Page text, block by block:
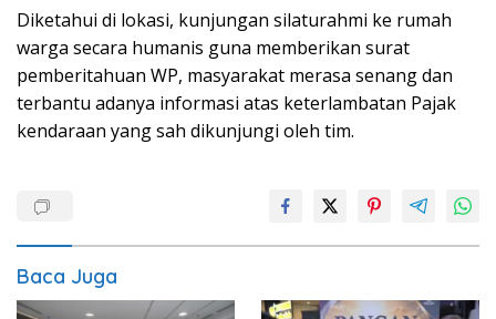
Diketahui di lokasi, kunjungan silaturahmi ke rumah
warga secara humanis guna memberikan surat
pemberitahuan WP, masyarakat merasa senang dan
terbantu adanya informasi atas keterlambatan Pajak
kendaraan yang sah dikunjungi oleh tim.
Baca Juga